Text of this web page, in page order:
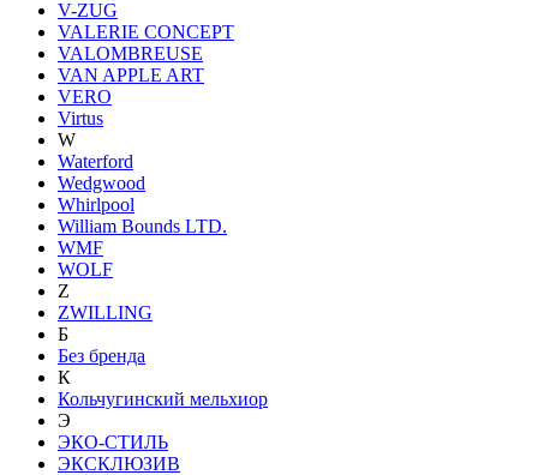
V-ZUG
VALERIE CONCEPT
VALOMBREUSE
VAN APPLE ART
VERO
Virtus
W
Waterford
Wedgwood
Whirlpool
William Bounds LTD.
WMF
WOLF
Z
ZWILLING
Б
Без бренда
К
Кольчугинский мельхиор
Э
ЭКО-СТИЛЬ
ЭКСКЛЮЗИВ